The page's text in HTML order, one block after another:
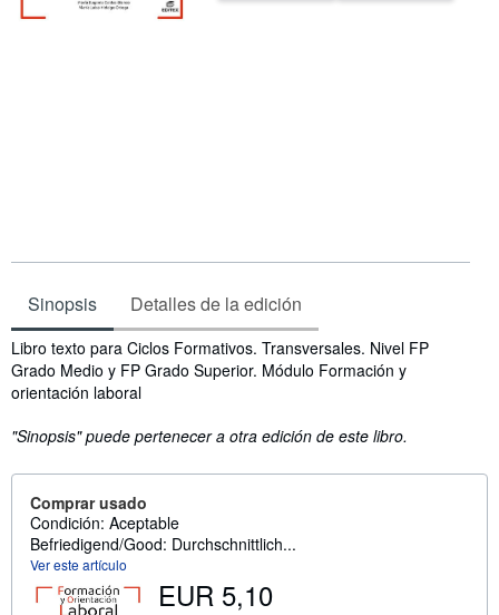
Sinopsis Detalles de la edición
Sinopsis
Libro texto para Ciclos Formativos. Transversales. Nivel FP
Grado Medio y FP Grado Superior. Módulo Formación y
orientación laboral
"Sinopsis" puede pertenecer a otra edición de este libro.
Comprar usado
Condición: Aceptable
Befriedigend/Good: Durchschnittlich...
Ver este artículo
EUR 5,10